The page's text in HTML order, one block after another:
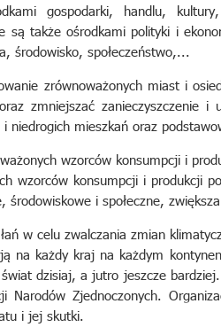
gospodarki, handlu,
są także ośrodkami polityki i
środowisko, społeczeństwo,...
zrównoważonych miast i
zmniejszać
niedrogich mieszkań oraz
wzorców konsumpcji i
wzorców konsumpcji i produkcji
środowiskowe i społeczne,
w celu zwalczania zmian
na każdy kraj na każdym
dzisiaj, a jutro jeszcze
Narodów Zjednoczonych.
i jej skutki.